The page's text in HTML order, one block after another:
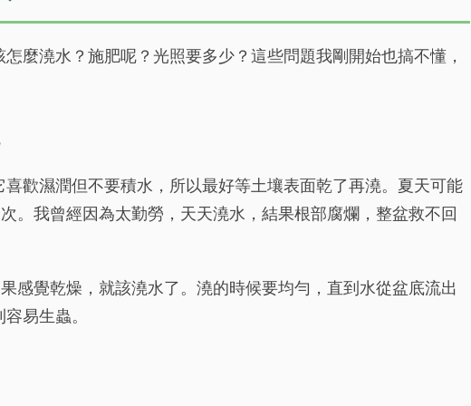
麼澆水？施肥呢？光照要多少？這些問題我剛開始也搞不懂，
歡濕潤但不要積水，所以最好等土壤表面乾了再澆。夏天可能
。我曾經因為太勤勞，天天澆水，結果根部腐爛，整盆救不回
感覺乾燥，就該澆水了。澆的時候要均勻，直到水從盆底流出
易生蟲。